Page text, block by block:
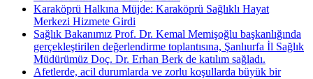
Karaköprü Halkına Müjde: Karaköprü Sağlıklı Hayat
Merkezi Hizmete Girdi
Sağlık Bakanımız Prof. Dr. Kemal Memişoğlu başkanlığında
gerçekleştirilen değerlendirme toplantısına, Şanlıurfa İl Sağlık
Müdürümüz Doç. Dr. Erhan Berk de katılım sağladı.
Afetlerde, acil durumlarda ve zorlu koşullarda büyük bir